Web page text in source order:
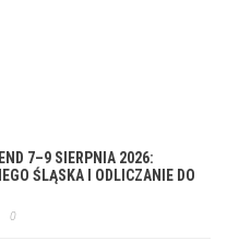
7–9 SIERPNIA 2026:
ŚLĄSKA I ODLICZANIE DO
0